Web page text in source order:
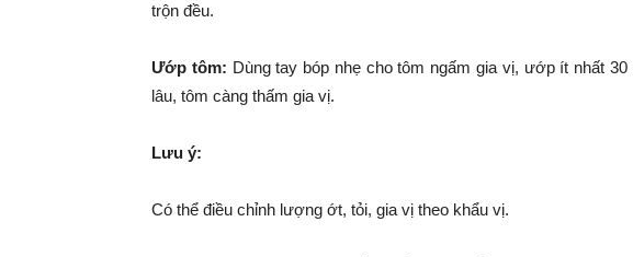
trộn đều.
Ướp tôm: Dùng tay bóp nhẹ cho tôm ngấm gia vị, ướp ít nhất
lâu, tôm càng thấm gia vị.
Lưu ý:
Có thể điều chỉnh lượng ớt, tỏi, gia vị theo khẩu vị.